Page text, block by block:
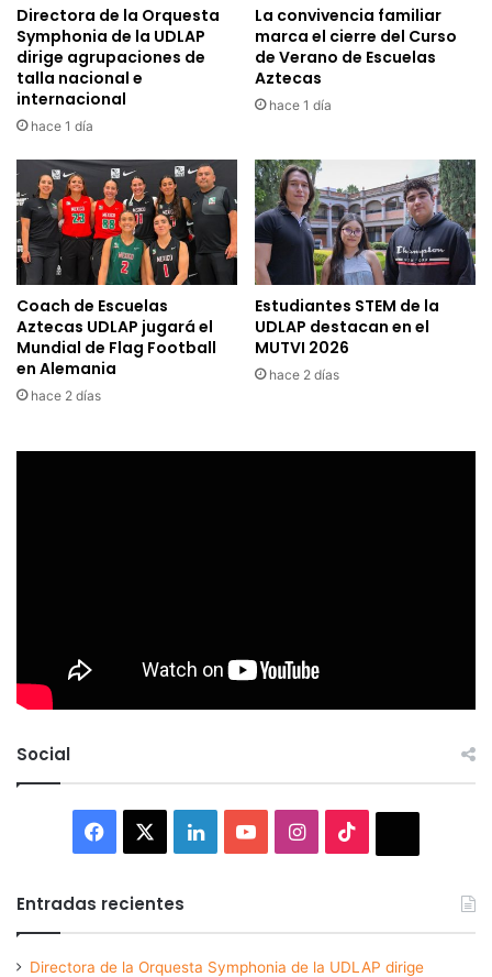
Directora de la Orquesta
Symphonia de la UDLAP
dirige agrupaciones de
talla nacional e
internacional
hace 1 día
La convivencia familiar
marca el cierre del Curso
de Verano de Escuelas
Aztecas
hace 1 día
Coach de Escuelas
Aztecas UDLAP jugará el
Mundial de Flag Football
en Alemania
hace 2 días
Estudiantes STEM de la
UDLAP destacan en el
MUTVI 2026
hace 2 días
Social
Facebook LinkedInYouTubeInstagram
Entradas recientes
Directora de la Orquesta Symphonia de la UDLAP dirige